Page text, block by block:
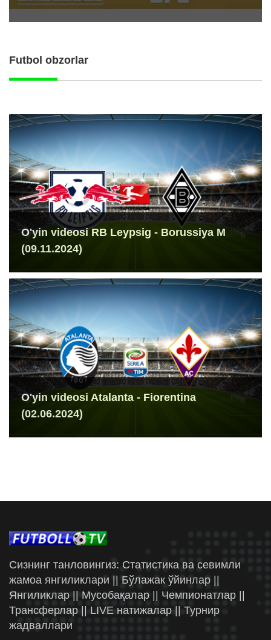
Futbol obzorlar
O'yin videosi RB Leypsig - Borussiya M
(09.11.2024)
O'yin videosi Atalanta - Fiorentina
(02.06.2024)
Сизнинг танловингиз: Статистика ва севимли
жамоа янгиликлари || Бўлажак ўйинлар ||
Янгиликлар || Мусобақалар || Чемпионатлар ||
Трансферлар || LIVE натижалар || Турнир
жадваллари